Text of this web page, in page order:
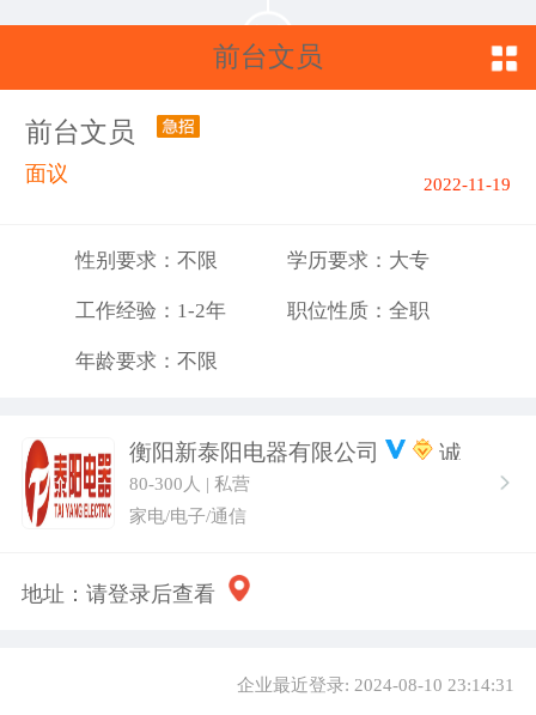
前台文员
前台文员
面议 2022-11-19
性别要求：不限 学历要求：大专
工作经验：1-2年 职位性质：全职
年龄要求：不限
衡阳新泰阳电器有限公司
80-300人 | 私营
家电/电子/通信
地址： 请登录后查看
企业最近登录: 2024-08-10 23:14:31